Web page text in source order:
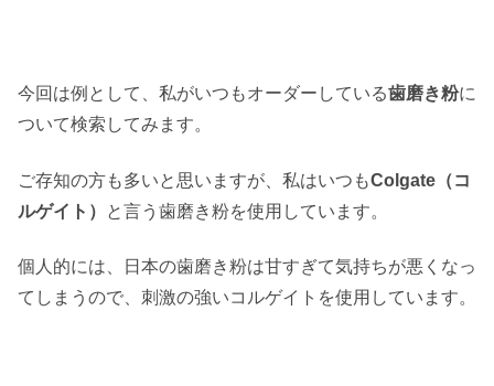
今回は例として、私がいつもオーダーしている歯磨き粉に
ついて検索してみます。
ご存知の方も多いと思いますが、私はいつもColgate（コ
ルゲイト）
と言う歯磨き粉を使用しています。
個人的には、日本の歯磨き粉は甘すぎて気持ちが悪くなっ
てしまうので、刺激の強いコルゲイトを使用しています。